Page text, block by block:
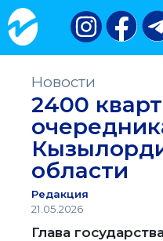
Новости
2400
области
Редакция
21.05.2026
Глава